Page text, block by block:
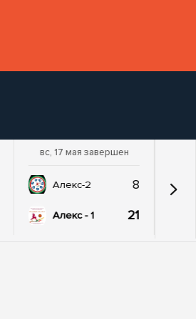
вс, 17 мая завершен
Алекс-2 8
Алекс - 1 21